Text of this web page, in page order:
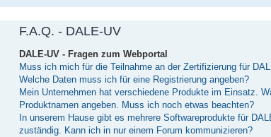
F.A.Q. - DALE-UV
DALE-UV - Fragen zum Webportal
Muss ich mich für die Teilnahme an der Zertifizierung für
Welche Daten muss ich für eine Registrierung angeben?
Mein Unternehmen hat verschiedene Produkte im Einsatz.
Produktnamen angeben. Muss ich noch etwas beachten?
In unserem Hause gibt es mehrere Softwareprodukte für
zuständig. Kann ich in nur einem Forum kommunizieren?